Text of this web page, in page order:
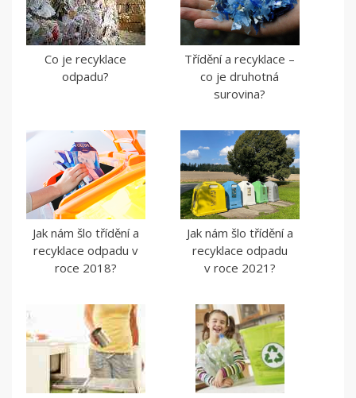
Co je recyklace
odpadu?
Třídění a recyklace –
co je druhotná
surovina?
Jak nám šlo třídění a
recyklace odpadu v
roce 2018?
Jak nám šlo třídění a
recyklace odpadu
v roce 2021?